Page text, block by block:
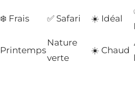
❄️ Frais ✅ Safari ☀️ Idéal
Printemps
Nature
verte
☀️ Chaud